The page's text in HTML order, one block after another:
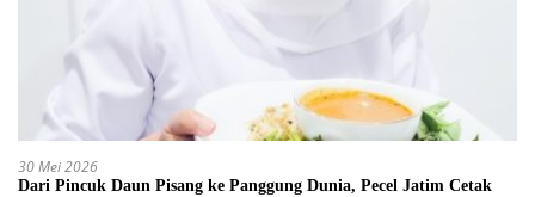
30 Mei 2026
Dari Pincuk Daun Pisang ke Panggung Dunia, Pecel Jatim Cetak